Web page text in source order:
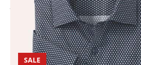
ab € 64,99
SALE